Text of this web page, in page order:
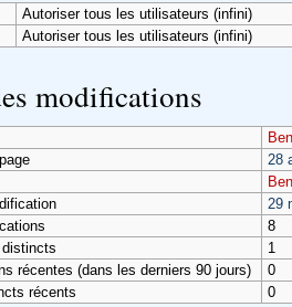
Autoriser tous les utilisateurs (infini)
Autoriser tous les utilisateurs (infini)
modifications
28
29
8
distincts
1
récentes (dans les derniers 90 jours)
0
récents
0